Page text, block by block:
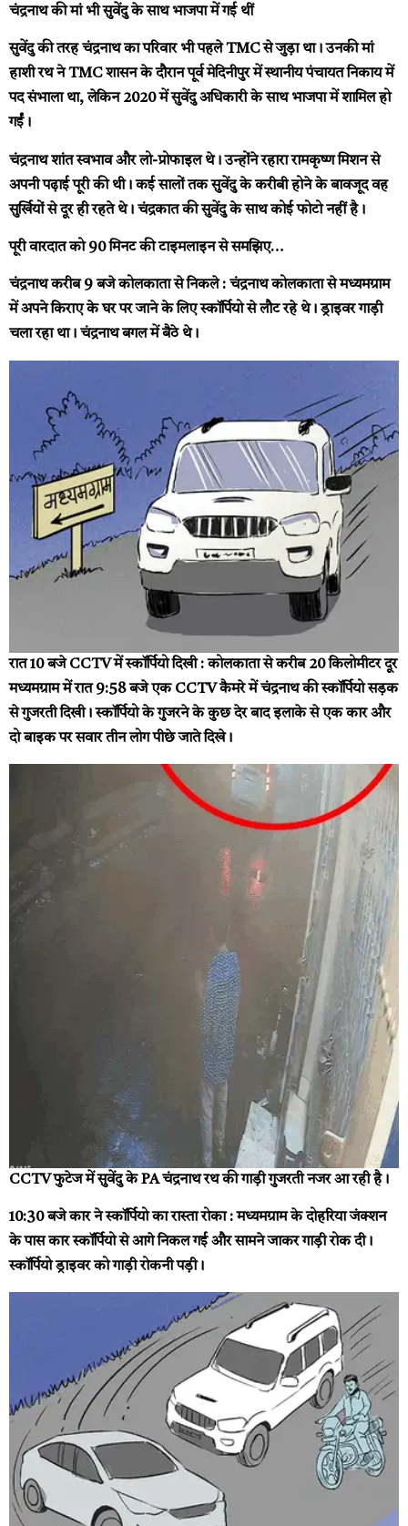
चंद्रनाथ की मां भी सुवेंदु के साथ भाजपा में गई थीं
सुवेंदु की तरह चंद्रनाथ का परिवार भी पहले TMC से जुड़ा था। उनकी मां
हाशी रथ ने TMC शासन के दौरान पूर्व मेदिनीपुर में स्थानीय पंचायत निकाय में
पद संभाला था, लेकिन 2020 में सुवेंदु अधिकारी के साथ भाजपा में शामिल हो
गईं।
चंद्रनाथ शांत स्वभाव और लो-प्रोफाइल थे। उन्होंने रहारा रामकृष्ण मिशन से
अपनी पढ़ाई पूरी की थी। कई सालों तक सुवेंदु के करीबी होने के बावजूद वह
सुर्खियों से दूर ही रहते थे। चंद्रकात की सुवेंदु के साथ कोई फोटो नहीं है।
पूरी वारदात को 90 मिनट की टाइमलाइन से समझिए…
चंद्रनाथ करीब 9 बजे कोलकाता से निकले : चंद्रनाथ कोलकाता से मध्यमग्राम
में अपने किराए के घर पर जाने के लिए स्कॉर्पियो से लौट रहे थे। ड्राइवर गाड़ी
चला रहा था। चंद्रनाथ बगल में बैठे थे।
रात 10 बजे CCTV में स्कॉर्पियो दिखी :कोलकाता से करीब 20 किलोमीटर दूर
मध्यमग्राम में रात 9:58 बजे एक CCTV कैमरे में चंद्रनाथ की स्कॉर्पियो सड़क
से गुजरती दिखी। स्कॉर्पियो के गुजरने के कुछ देर बाद इलाके से एक कार और
दो बाइक पर सवार तीन लोग पीछे जाते दिखे।
CCTV फुटेज में सुवेंदु के PA चंद्रनाथ रथ की गाड़ी गुजरती नजर आ रही है।
10:30 बजे कार ने स्कॉर्पियो का रास्ता रोका :मध्यमग्राम के दोहरिया जंक्शन
के पास कार स्कॉर्पियो से आगे निकल गई और सामने जाकर गाड़ी रोक दी।
स्कॉर्पियो ड्राइवर को गाड़ी रोकनी पड़ी।